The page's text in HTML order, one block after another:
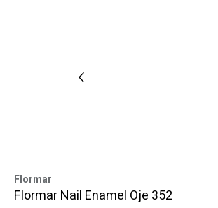
Flormar
Flormar Nail Enamel Oje 352